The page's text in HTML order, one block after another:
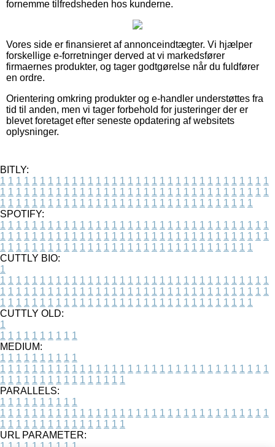
fornemme tilfredsheden hos kunderne.
Vores side er finansieret af annonceindtægter. Vi hjælper
forskellige e-forretninger derved at vi markedsfører
firmaernes produkter, og tager godtgørelse når du fuldfører
en ordre.
Orientering omkring produkter og e-handler understøttes fra
tid til anden, men vi tager forbehold for justeringer der er
blevet foretaget efter seneste opdatering af websitets
oplysninger.
BITLY:
1 1 1 1 1 1 1 1 1 1 1 1 1 1 1 1 1 1 1 1 1 1 1 1 1 1 1 1 1 1 1 1 1 1
1 1 1 1 1 1 1 1 1 1 1 1 1 1 1 1 1 1 1 1 1 1 1 1 1 1 1 1 1 1 1 1 1 1
1 1 1 1 1 1 1 1 1 1 1 1 1 1 1 1 1 1 1 1 1 1 1 1 1 1 1 1 1 1 1 1
SPOTIFY:
1 1 1 1 1 1 1 1 1 1 1 1 1 1 1 1 1 1 1 1 1 1 1 1 1 1 1 1 1 1 1 1 1 1
1 1 1 1 1 1 1 1 1 1 1 1 1 1 1 1 1 1 1 1 1 1 1 1 1 1 1 1 1 1 1 1 1 1
1 1 1 1 1 1 1 1 1 1 1 1 1 1 1 1 1 1 1 1 1 1 1 1 1 1 1 1 1 1 1 1
CUTTLY BIO:
1
1 1 1 1 1 1 1 1 1 1 1 1 1 1 1 1 1 1 1 1 1 1 1 1 1 1 1 1 1 1 1 1 1 1
1 1 1 1 1 1 1 1 1 1 1 1 1 1 1 1 1 1 1 1 1 1 1 1 1 1 1 1 1 1 1 1 1 1
1 1 1 1 1 1 1 1 1 1 1 1 1 1 1 1 1 1 1 1 1 1 1 1 1 1 1 1 1 1 1 1
CUTTLY OLD:
1
1 1 1 1 1 1 1 1 1 1
MEDIUM:
1 1 1 1 1 1 1 1 1 1
1 1 1 1 1 1 1 1 1 1 1 1 1 1 1 1 1 1 1 1 1 1 1 1 1 1 1 1 1 1 1 1 1 1
1 1 1 1 1 1 1 1 1 1 1 1 1 1 1 1
PARALLELS:
1 1 1 1 1 1 1 1 1 1
1 1 1 1 1 1 1 1 1 1 1 1 1 1 1 1 1 1 1 1 1 1 1 1 1 1 1 1 1 1 1 1 1 1
1 1 1 1 1 1 1 1 1 1 1 1 1 1 1 1
URL PARAMETER: